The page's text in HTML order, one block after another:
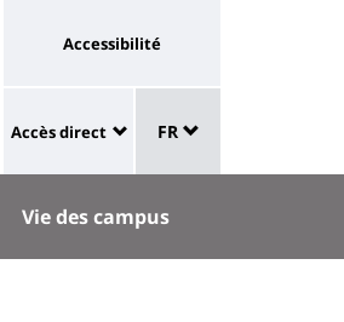
Université
lien
vers
page
accessibilité
Accessibilité
University
:
Shortcut
links
Accès direct de
langue
FR
Vie des campus